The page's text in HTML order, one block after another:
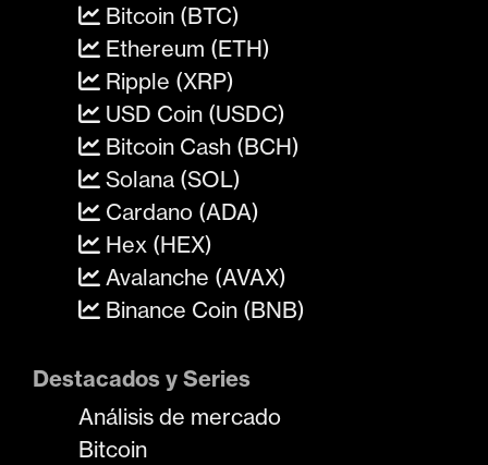
Bitcoin (BTC)
Ethereum (ETH)
Ripple (XRP)
USD Coin (USDC)
Bitcoin Cash (BCH)
Solana (SOL)
Cardano (ADA)
Hex (HEX)
Avalanche (AVAX)
Binance Coin (BNB)
Destacados y Series
Análisis de mercado
Bitcoin